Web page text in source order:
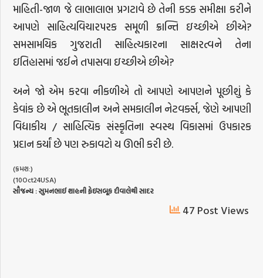
માહિતી-જાળ જે લાભાલાભ પ્રગટાવે છે તેની કડક સમીક્ષા કરીને
આપણે સાહિત્યવિચારપરક સમૂળી ક્રાન્તિ ઇચ્છીએ છીએ?
સમસામયિક ગુજરાતી સાહિત્યકારના સાક્ષરત્વને તેના
ઇતિહાસમાં જઈને તપાસવા ઇચ્છીએ છીએ?
અને જો એમ કરવા નીકળીએ તો આપણે આપણને પૂછીશું કે
કેવાંક છે એ ભૂતકાલીન અને સમકાલીન નેટવર્ક્સ, જેણે આપણી
વિદ્યાકીય / સાહિત્યિક સંસ્કૃતિના સ્વસ્થ વિકાસમાં ઉપકારક
પ્રદાન કર્યાં છે પણ રુકાવટો ય ઊભી કરી છે.
(ક્રમશ:)
(10Oct24USA)
સૌજન્ય :સુમનભાઈશાહનીફેઇસબૂકદીવાલેથીસાદર
47 Post Views